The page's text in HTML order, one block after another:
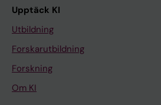
Upptäck KI
Utbildning
Forskarutbildning
Forskning
Om KI